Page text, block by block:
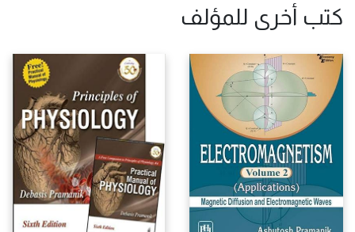
كتب أخرى للمؤلف